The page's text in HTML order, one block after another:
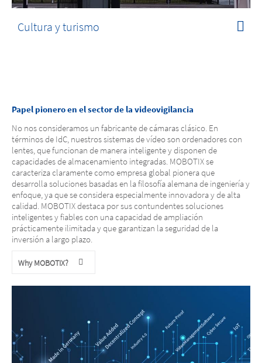
Cultura y turismo
Papel pionero en el sector de la videovigilancia
No nos consideramos un fabricante de cámaras clásico. En
términos de IdC, nuestros sistemas de vídeo son ordenadores con
lentes, que funcionan de manera inteligente y disponen de
capacidades de almacenamiento integradas. MOBOTIX se
caracteriza claramente como empresa global pionera que
desarrolla soluciones basadas en la filosofía alemana de ingeniería y
enfoque, ya que se considera especialmente innovadora y de alta
calidad. MOBOTIX destaca por sus contundentes soluciones
inteligentes y fiables con una capacidad de ampliación
prácticamente ilimitada y que garantizan la seguridad de la
inversión a largo plazo.
Why MOBOTIX?